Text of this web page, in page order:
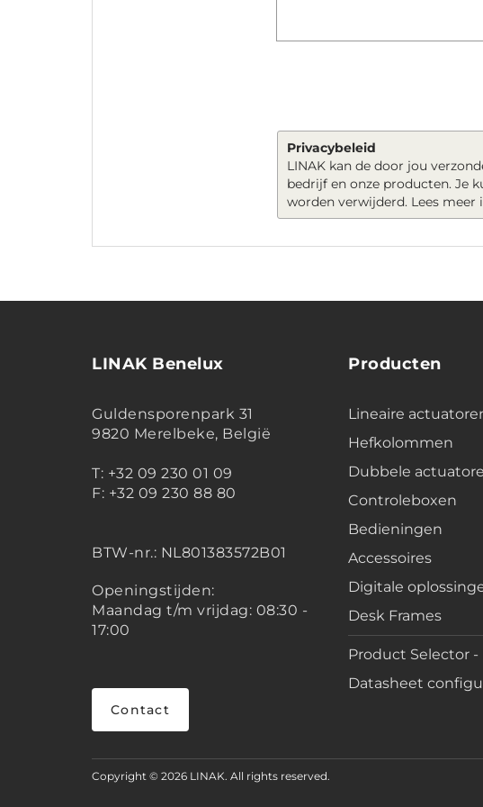
Privacybeleid
LINAK kan de door jou
bedrijf en onze producten. Je
worden verwijderd. Lees meer
LINAK Benelux
Guldensporenpark 31
9820 Merelbeke, België
T: +32 09 230 01 09
F: +32 09 230 88 80
BTW-nr.: NL801383572B01
Openingstijden:
Maandag t/m vrijdag: 08:30 -
17:00
Contact
Producten
Lineaire
Hefkolommen
Dubbele
Controleboxen
Bedieningen
Accessoires
Digitale
Desk Frames
Product Selector
Datasheet
Copyright © 2026 LINAK. All rights reserved.